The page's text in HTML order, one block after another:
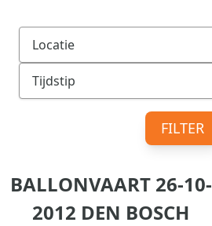
FILTER
BALLONVAART 26-10-
2012 DEN BOSCH